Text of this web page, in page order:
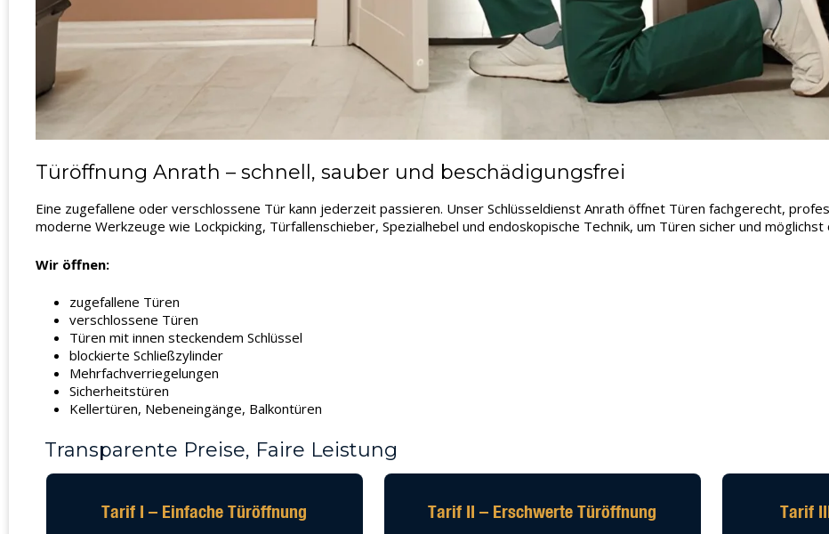
Türöffnung Anrath – schnell, sauber und beschädigungsfrei
Eine zugefallene oder verschlossene Tür kann jederzeit passieren. Unser Schlüsseldienst Anrath öffnet Türen fachgerecht,
moderne Werkzeuge wie Lockpicking, Türfallenschieber, Spezialhebel und endoskopische Technik, um Türen sicher und möglichst
Wir öffnen:
zugefallene Türen
verschlossene Türen
Türen mit innen steckendem Schlüssel
blockierte Schließzylinder
Mehrfachverriegelungen
Sicherheitstüren
Kellertüren, Nebeneingänge, Balkontüren
Transparente Preise, Faire Leistung
Tarif I – Einfache Türöffnung Tarif II – Erschwerte Türöffnung Tarif